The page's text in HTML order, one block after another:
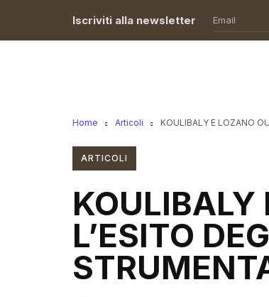
Iscriviti alla newsletter
Home Articoli KOULIBALY E LOZANO
ARTICOLI
KOULIBALY
L’ESITO